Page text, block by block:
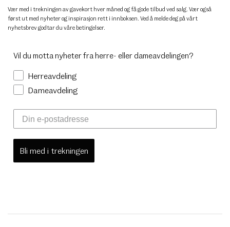
Vær med i trekningen av gavekort hver måned og få gode tilbud ved salg. Vær også
først ut med nyheter og inspirasjon rett i innboksen. Ved å melde deg på vårt
nyhetsbrev godtar du våre betingelser.
Vil du motta nyheter fra herre- eller dameavdelingen?
Herreavdeling
Dameavdeling
Bli med i trekningen